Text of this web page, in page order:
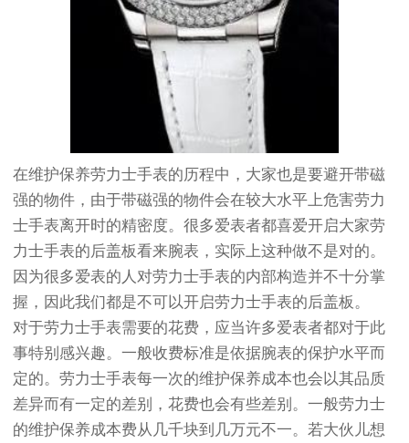
在维护保养劳力士手表的历程中，大家也是要避开带磁
强的物件，由于带磁强的物件会在较大水平上危害劳力
士手表离开时的精密度。很多爱表者都喜爱开启大家劳
力士手表的后盖板看来腕表，实际上这种做不是对的。
因为很多爱表的人对劳力士手表的内部构造并不十分掌
握，因此我们都是不可以开启劳力士手表的后盖板。
对于劳力士手表需要的花费，应当许多爱表者都对于此
事特别感兴趣。一般收费标准是依据腕表的保护水平而
定的。劳力士手表每一次的维护保养成本也会以其品质
差异而有一定的差别，花费也会有些差别。一般劳力士
的维护保养成本费从几千块到几万元不一。若大伙儿想